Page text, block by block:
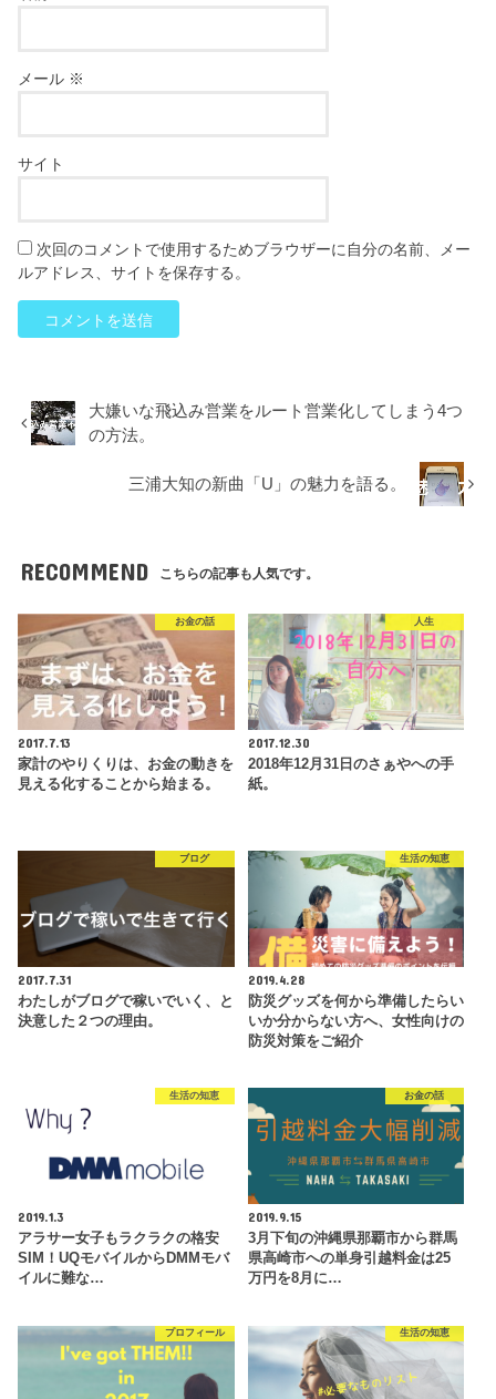
メール ※
サイト
次回のコメントで使用するためブラウザーに自分の名前、メー
ルアドレス、サイトを保存する。
大嫌いな飛込み営業をルート営業化してしまう4つ
の方法。
三浦大知の新曲「U」の魅力を語る。
RECOMMEND こちらの記事も人気です。
お金の話
2017.7.13
家計のやりくりは、お金の動きを
見える化することから始まる。
人生
2017.12.30
2018年12月31日のさぁやへの手
紙。
ブログ
2017.7.31
わたしがブログで稼いでいく、と
決意した２つの理由。
生活の知恵
2019.4.28
防災グッズを何から準備したらい
いか分からない方へ、女性向けの
防災対策をご紹介
生活の知恵
2019.1.3
アラサー女子もラクラクの格安
SIM！UQモバイルからDMMモバ
イルに難な…
お金の話
2019.9.15
3月下旬の沖縄県那覇市から群馬
県高崎市への単身引越料金は25
万円を8月に…
プロフィール 生活の知恵